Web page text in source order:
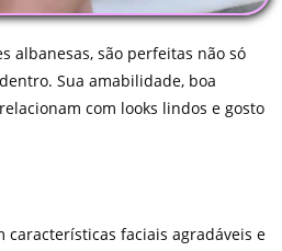
albanesas, são perfeitas não só
Sua amabilidade, boa
com looks lindos e gosto
características faciais agradáveis e